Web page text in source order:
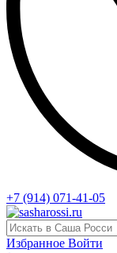
+7 (914) 071-41-05
Избранное Войти